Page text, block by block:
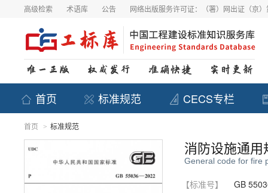
高级检索 术语库 公告 网络出版服务许可证：（署）网出证（京
首页 标准规范 CECS专栏
首页 > 标准规范
消防设施通用
General code for fire
【标准号】 GB